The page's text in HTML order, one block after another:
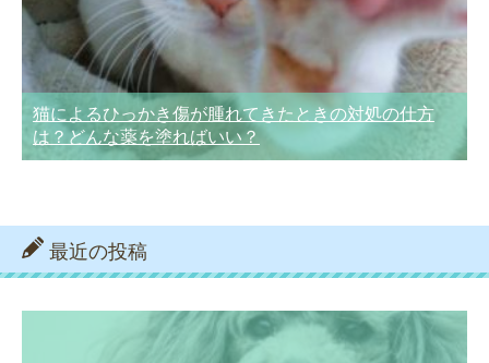
猫によるひっかき傷が腫れてきたときの対処の仕方
は？どんな薬を塗ればいい？
最近の投稿